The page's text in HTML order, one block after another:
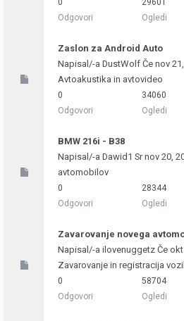
0
Odgovori
29601
Ogledi
Zaslon za Android Auto
Napisal/-a DustWolf Če nov
Avtoakustika in avtovideo
0
Odgovori
34060
Ogledi
BMW 216i - B38
Napisal/-a Dawid1 Sr nov 20,
avtomobilov
0
Odgovori
28344
Ogledi
Zavarovanje novega
Napisal/-a ilovenuggetz Če
Zavarovanje in registracija vozil
0
Odgovori
58704
Ogledi